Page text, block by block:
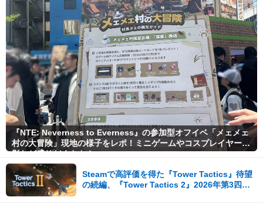
『NTE: Neverness to Everness』の参加型オフイベ「メェメェ
村の大冒険」現地の様子をレポ！ミニゲームやコスプレイヤー撮
影など盛りだくさん！
Steamで高評価を得た『Tower Tactics』待望
の続編、『Tower Tactics 2』2026年第3四半